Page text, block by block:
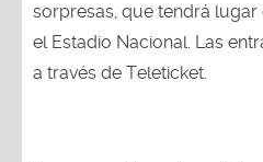
sorpresas, que tendrá
el Estadio Nacional. Las
a través de Teleticket.